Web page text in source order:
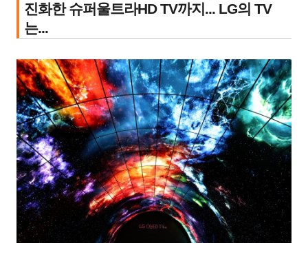
진화한 슈퍼울트라HD TV까지... LG의 TV
는...